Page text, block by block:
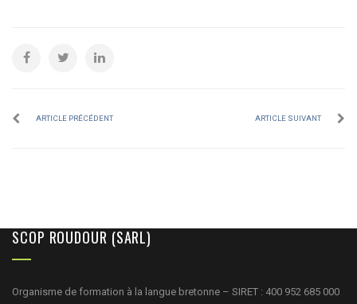
ARTICLE PRÉCÉDENT ARTICLE SUIVANT
SCOP ROUDOUR (SARL)
Organisme de formation à la langue bretonne – SIRET : 400 952 685 000